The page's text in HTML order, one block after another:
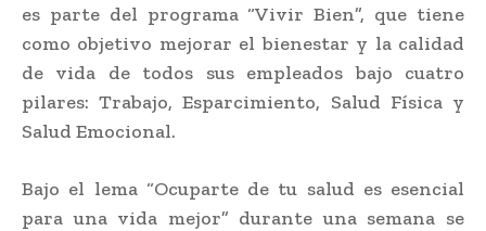
es parte del programa “Vivir Bien”, que tiene
como objetivo mejorar el bienestar y la calidad
de vida de todos sus empleados bajo cuatro
pilares: Trabajo, Esparcimiento, Salud Física y
Salud Emocional.
Bajo el lema “Ocuparte de tu salud es esencial
para una vida mejor” durante una semana se